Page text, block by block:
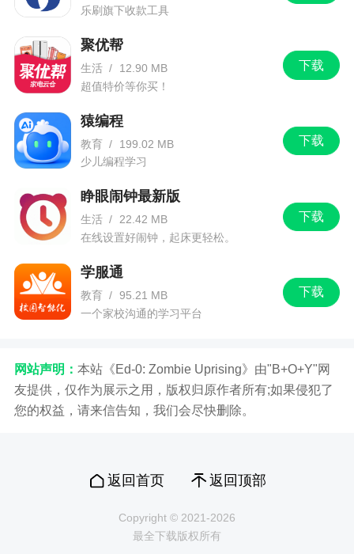
乐刷旗下收款工具
下载
聚优帮
生活 /
12.90 MB
超值特价等你买！
下载
猿编程
教育 /
199.02 MB
少儿编程学习
下载
睁眼闹钟最新版
生活 / 22.42 MB
在线设置好闹钟，起床更轻松。
下载
学服通
教育 / 95.21 MB
一个家校沟通的学习平台
网站声明： 本站《Ed-0: Zombie Uprising》由"B+O+Y"网
友提供，仅作为展示之用，版权归原作者所有;如果侵犯了
您的权益，请来信告知，我们会尽快删除。
返回首页 返回顶部
Copyright © 2021-2026
最全下载版权所有